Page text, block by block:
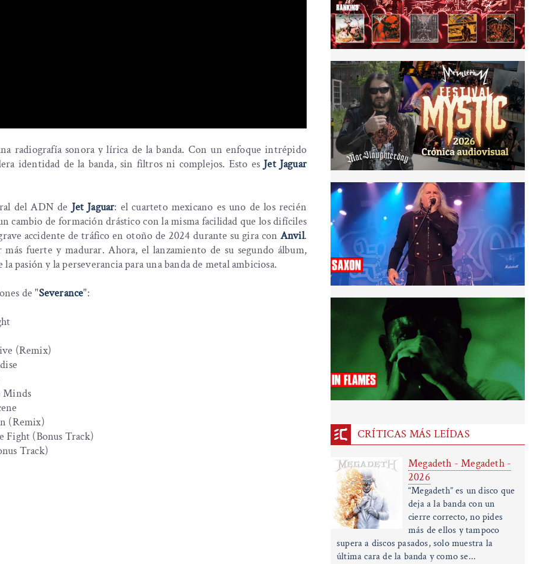
radiografía sonora y lírica de la banda. Con un enfoque intrépido
identidad de la banda, sin filtros ni complejos. Esto es Jet Jaguar
del ADN de Jet Jaguar: el cuarteto mexicano es uno de los recién
cambio de formación drástico con la misma facilidad que los difíciles
accidente de tráfico en otoño de 2024 durante su gira con Anvil.
fuerte y madurar. Ahora, el lanzamiento de su segundo álbum,
pasión y la perseverancia para una banda de metal ambiciosa.
de "Severance":
(Remix)
Minds
(Remix)
Fight (Bonus Track)
Track)
CRÍTICAS MÁS LEÍDAS
Megadeth - Megadeth -
2026
“Megadeth” es un disco que
deja a la banda con un
cierre correcto, no pides
más de ellos y tampoco
supera a discos pasados, solo muestra la
última cara de la banda y como se...